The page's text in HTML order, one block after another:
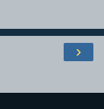
›